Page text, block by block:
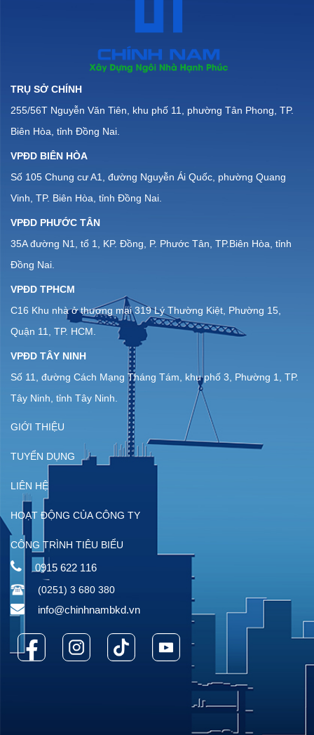
TRỤ SỞ CHÍNH
255/56T Nguyễn Văn Tiên, khu phố 11, phường Tân Phong, TP.
Biên Hòa, tỉnh Đồng Nai.
VPĐD BIÊN HÒA
Số 105 Chung cư A1, đường Nguyễn Ái Quốc, phường Quang
Vinh, TP. Biên Hòa, tỉnh Đồng Nai.
VPĐD PHƯỚC TÂN
35A đường N1, tổ 1, KP. Đồng, P. Phước Tân, TP.Biên Hòa, tỉnh
Đồng Nai.
VPĐD TPHCM
C16 Khu nhà ở thương mại 319 Lý Thường Kiệt, Phường 15,
Quận 11, TP. HCM.
VPĐD TÂY NINH
Số 11, đường Cách Mạng Tháng Tám, khu phố 3, Phường 1, TP.
Tây Ninh, tỉnh Tây Ninh.
GIỚI THIỆU
TUYỂN DỤNG
LIÊN HỆ
HOẠT ĐỘNG CỦA CÔNG TY
CÔNG TRÌNH TIÊU BIỂU
0915 622 116
(0251) 3 680 380
info@chinhnambkd.vn